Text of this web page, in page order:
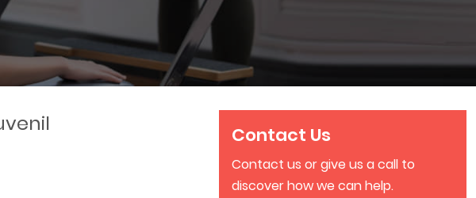
Contact Us
Contact us or give us a call to
discover how we can help.